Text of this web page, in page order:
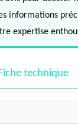
informations
expertise
technique